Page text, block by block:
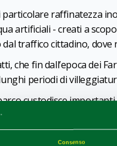
Consenso
particolare raffinatezza
artificiali - creati a
traffico cittadino,
che fin dall’epoca dei
periodi di
custodisce
francese Ennemond